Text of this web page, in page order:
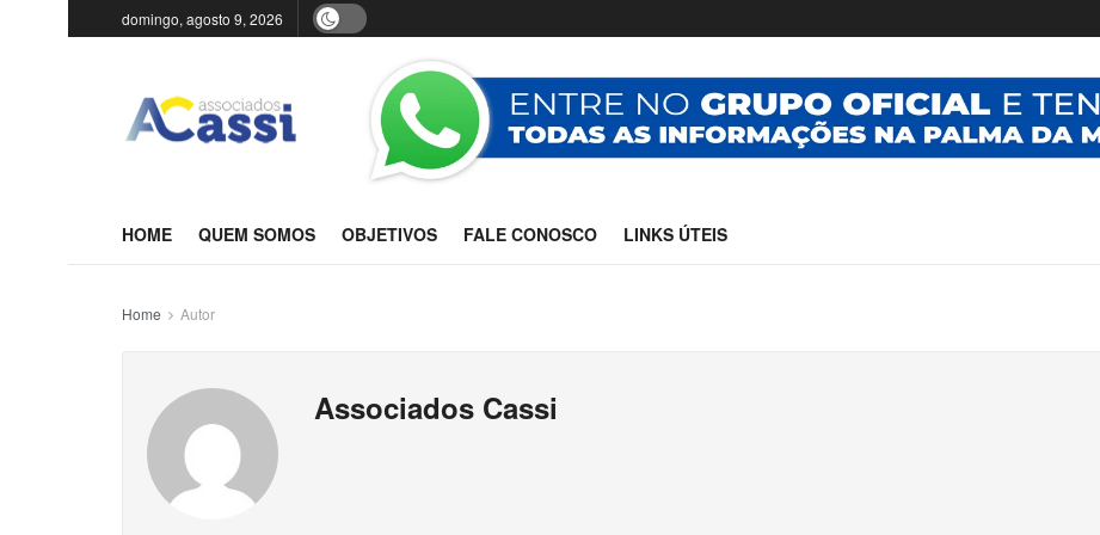
domingo, agosto 9, 2026
HOME QUEM SOMOS OBJETIVOS FALE CONOSCO LINKS ÚTEIS
Home Autor
Associados Cassi